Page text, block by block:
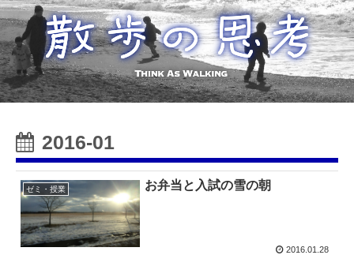
2016-01
ゼミ・授業 お弁当と入試の雪の朝
2016.01.28